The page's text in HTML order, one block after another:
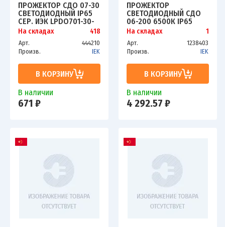
ПРОЖЕКТОР СДО 07-30
СВЕТОДИОДНЫЙ IP65
СЕР. ИЭК LPDO701-30-
K03
На складах 418
Арт.
444210
Произв.
IEK
В КОРЗИНУ
В наличии
671 ₽
ПРОЖЕКТОР
СВЕТОДИОДНЫЙ СДО
06-200 6500К IP65
ЧЕРН. ИЭК LPDO601-
200-65-K02
На складах 1
Арт.
1238403
Произв.
IEK
В КОРЗИНУ
В наличии
4 292.57 ₽